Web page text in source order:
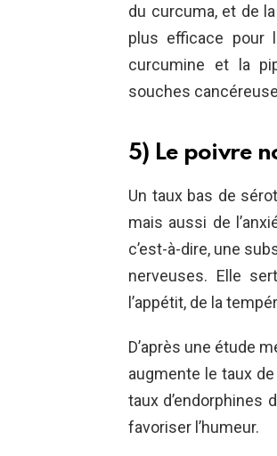
du curcuma, et de
plus efficace pour
curcumine et la
souches
5) Le poivre
Un taux bas de
mais aussi de
c’est-à-dire, une
nerveuses. Elle
l’appétit, de la
D’après une étude
augmente le taux
taux d’endorphines
favoriser l’humeur.